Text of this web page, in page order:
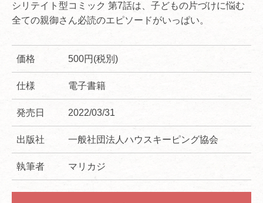
シリテイト型コミック 第7話は、子どもの片づけに悩む
全ての親御さん必読のエピソードがいっぱい。
価格 500円(税別)
仕様 電子書籍
発売日 2022/03/31
出版社 一般社団法人ハウスキーピング協会
執筆者 マリカジ